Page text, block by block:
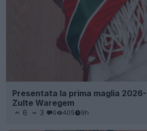
Presentata la prima maglia
Zulte Waregem
6 3 0 405 9h